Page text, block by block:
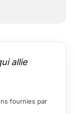
allie
fournies par